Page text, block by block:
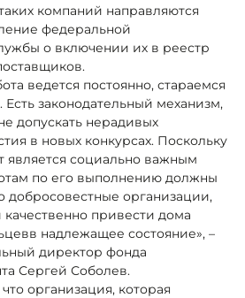
компаний направляются
федеральной
о включении их в реестр
ведется постоянно, стараемся
Есть законодательный механизм,
допускать нерадивых
в новых конкурсах. Поскольку
является социально важным
по его выполнению должны
добросовестные организации,
привести дома
в надлежащее состояние», –
директор фонда
Сергей Соболев.
организация, которая